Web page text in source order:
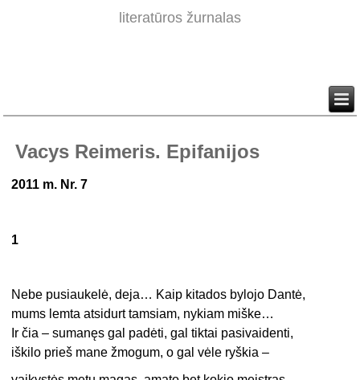
literatūros žurnalas
Vacys Reimeris. Epifanijos
2011 m. Nr. 7
1
Nebe pusiaukelė, deja… Kaip kitados bylojo Dantė,
mums lemta atsidurt tamsiam, nykiam miške…
Ir čia – sumanęs gal padėti, gal tiktai pasivaidenti,
iškilo prieš mane žmogum, o gal vėle ryškia –